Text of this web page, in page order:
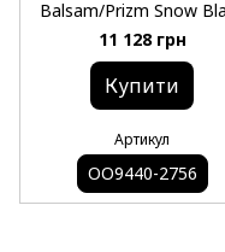
Balsam/Prizm Snow
11 128 грн
Купити
Артикул
OO9440-2756